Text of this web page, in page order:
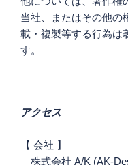
当社、またはその他の
載・複製等する行為は
す。
アクセス
【 会社 】
株式会社 A/K (AK-